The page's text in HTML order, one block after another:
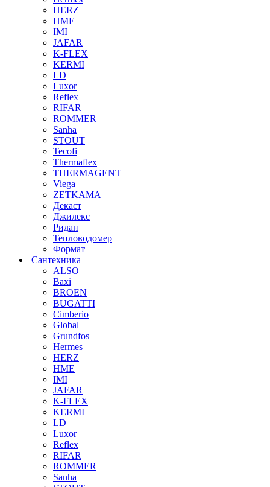
HERZ
HME
IMI
JAFAR
K-FLEX
KERMI
LD
Luxor
Reflex
RIFAR
ROMMER
Sanha
STOUT
Tecofi
Thermaflex
THERMAGENT
Viega
ZETKAMA
Декаст
Джилекс
Ридан
Тепловодомер
Формат
Сантехника
ALSO
Baxi
BROEN
BUGATTI
Cimberio
Global
Grundfos
Hermes
HERZ
HME
IMI
JAFAR
K-FLEX
KERMI
LD
Luxor
Reflex
RIFAR
ROMMER
Sanha